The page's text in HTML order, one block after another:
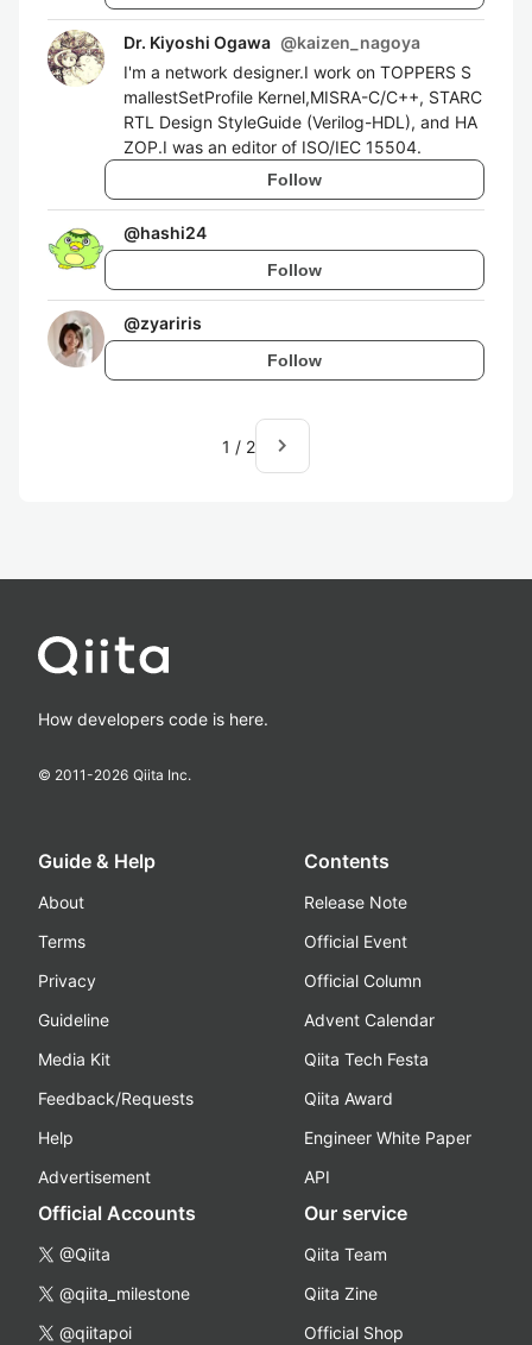
Dr. Kiyoshi Ogawa @kaizen_nagoya
I'm a network designer.I work on TOPPERS S
mallestSetProfile Kernel,MISRA-C/C++, STARC
RTL Design StyleGuide (Verilog-HDL), and HA
ZOP.I was an editor of ISO/IEC 15504.
Follow
@hashi24
Follow
@zyariris
Follow
1 / 2 navigate_next
How developers code is here.
© 2011-2026 Qiita Inc.
Guide & Help
About
Terms
Privacy
Guideline
Media Kit
Feedback/Requests
Help
Advertisement
Contents
Release Note
Official Event
Official Column
Advent Calendar
Qiita Tech Festa
Qiita Award
Engineer White Paper
API
Official Accounts
@Qiita
@qiita_milestone
@qiitapoi
Our service
Qiita Team
Qiita Zine
Official Shop